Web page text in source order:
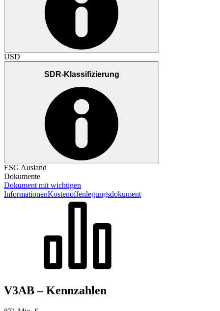
USD
SDR-Klassifizierung
ESG Ausland
Dokumente
Dokument mit wichtigen
InformationenKostenoffenlegungsdokument
V3AB – Kennzahlen